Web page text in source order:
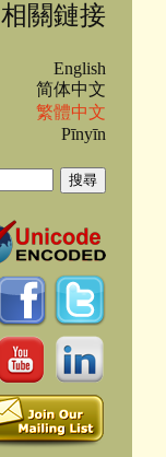
相關鏈接
English
简体中文
繁體中文
Pīnyīn